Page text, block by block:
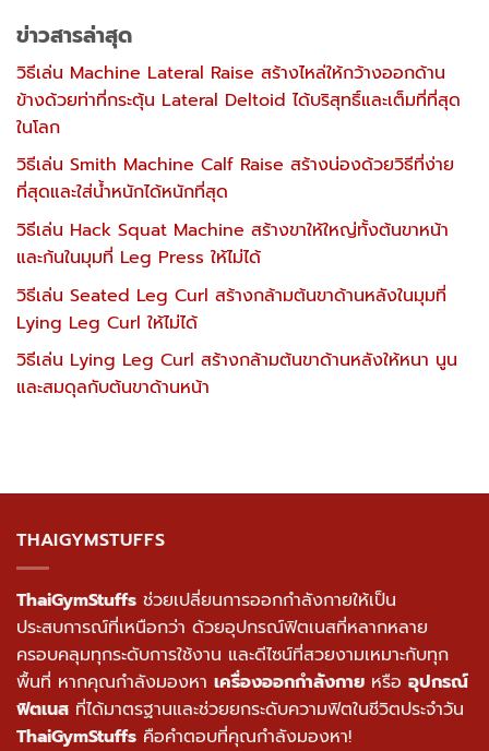
ข่าวสารล่าสุด
วิธีเล่น Machine Lateral Raise สร้างไหล่ให้กว้างออกด้าน
ข้างด้วยท่าที่กระตุ้น Lateral Deltoid ได้บริสุทธิ์และเต็มที่ที่สุด
ในโลก
วิธีเล่น Smith Machine Calf Raise สร้างน่องด้วยวิธีที่ง่าย
ที่สุดและใส่น้ำหนักได้หนักที่สุด
วิธีเล่น Hack Squat Machine สร้างขาให้ใหญ่ทั้งต้นขาหน้า
และก้นในมุมที่ Leg Press ให้ไม่ได้
วิธีเล่น Seated Leg Curl สร้างกล้ามต้นขาด้านหลังในมุมที่
Lying Leg Curl ให้ไม่ได้
วิธีเล่น Lying Leg Curl สร้างกล้ามต้นขาด้านหลังให้หนา นูน
และสมดุลกับต้นขาด้านหน้า
THAIGYMSTUFFS
ThaiGymStuffs ช่วยเปลี่ยนการออกกำลังกายให้เป็น
ประสบการณ์ที่เหนือกว่า ด้วยอุปกรณ์ฟิตเนสที่หลากหลาย
ครอบคลุมทุกระดับการใช้งาน และดีไซน์ที่สวยงามเหมาะกับทุก
พื้นที่ หากคุณกำลังมองหา เครื่องออกกำลังกาย หรือ อุปกรณ์
ฟิตเนส ที่ได้มาตรฐานและช่วยยกระดับความฟิตในชีวิตประจำวัน
ThaiGymStuffs คือคำตอบที่คุณกำลังมองหา!